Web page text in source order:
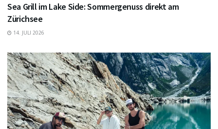
Sea Grill im Lake Side: Sommergenuss direkt am
Zürichsee
14. JULI 2026